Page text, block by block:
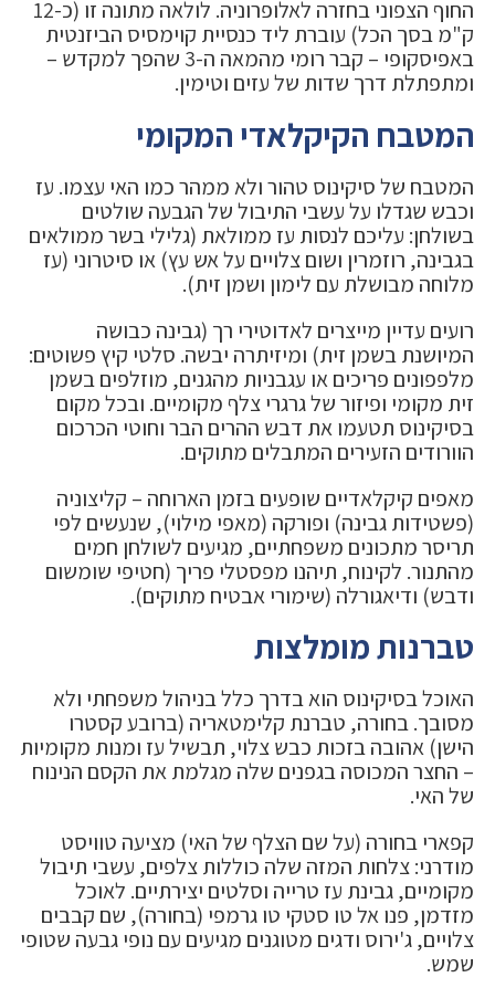
החוף הצפוני בחזרה לאלופרוניה. לולאה מתונה זו (כ-12
ק"מ בסך הכל) עוברת ליד כנסיית קוימסיס הביזנטית
באפיסקופי – קבר רומי מהמאה ה-3 שהפך למקדש –
ומתפתלת דרך שדות של עזים וטימין.
המטבח הקיקלאדי המקומי
המטבח של סיקינוס טהור ולא ממהר כמו האי עצמו. עז
וכבש שגדלו על עשבי התיבול של הגבעה שולטים
בשולחן: עליכם לנסות עז ממולאת (גלילי בשר ממולאים
בגבינה, רוזמרין ושום צלויים על אש עץ) או סיטרוני (עז
מלוחה מבושלת עם לימון ושמן זית).
רועים עדיין מייצרים לאדוטירי רך (גבינה כבושה
המיושנת בשמן זית) ומיזיתרה יבשה. סלטי קיץ פשוטים:
מלפפונים פריכים או עגבניות מהגנים, מוזלפים בשמן
זית מקומי ופיזור של גרגרי צלף מקומיים. ובכל מקום
בסיקינוס תטעמו את דבש ההרים הבר וחוטי הכרכום
הוורודים הזעירים המתבלים מתוקים.
מאפים קיקלאדיים שופעים בזמן הארוחה – קליצוניה
(פשטידות גבינה) ופורקה (מאפי מילוי), שנעשים לפי
תריסר מתכונים משפחתיים, מגיעים לשולחן חמים
מהתנור. לקינוח, תיהנו מפסטלי פריך (חטיפי שומשום
ודבש) ודיאגורלה (שימורי אבטיח מתוקים).
טברנות מומלצות
האוכל בסיקינוס הוא בדרך כלל בניהול משפחתי ולא
מסובך. בחורה, טברנת קלימטאריה (ברובע קסטרו
הישן) אהובה בזכות כבש צלוי, תבשיל עז ומנות מקומיות
– החצר המכוסה בגפנים שלה מגלמת את הקסם הנינוח
של האי.
קפארי בחורה (על שם הצלף של האי) מציעה טוויסט
מודרני: צלחות המזה שלה כוללות צלפים, עשבי תיבול
מקומיים, גבינת עז טרייה וסלטים יצירתיים. לאוכל
מזדמן, פנו אל טו סטקי טו גרמפי (בחורה), שם קבבים
צלויים, ג'ירוס ודגים מטוגנים מגיעים עם נופי גבעה שטופי
שמש.